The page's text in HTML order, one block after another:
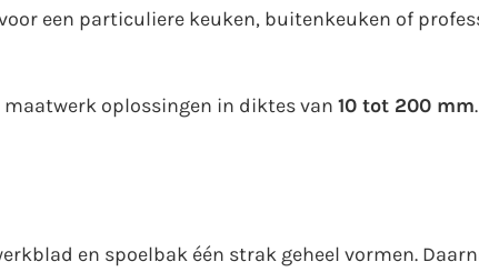
een particuliere keuken, buitenkeuken of
oplossingen in diktes van 10 tot 200 mm
en spoelbak één strak geheel vormen.